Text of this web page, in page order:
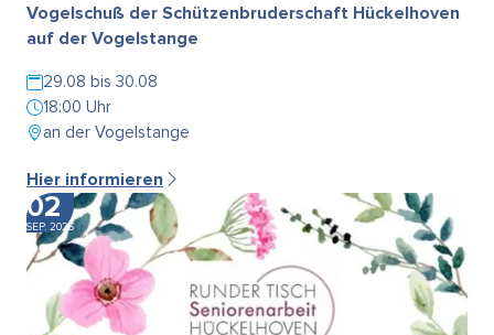
Vogelschuß der Schützenbruderschaft Hückelhoven
auf der Vogelstange
29.08 bis 30.08
18:00 Uhr
an der Vogelstange
Hier informieren
02
SEP. 2026